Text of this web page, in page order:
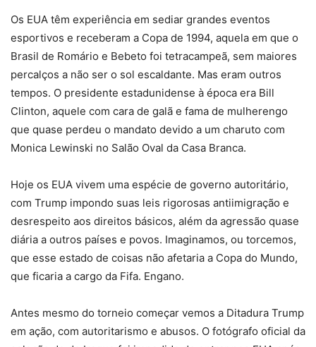
Os EUA têm experiência em sediar grandes eventos
esportivos e receberam a Copa de 1994, aquela em que o
Brasil de Romário e Bebeto foi tetracampeã, sem maiores
percalços a não ser o sol escaldante. Mas eram outros
tempos. O presidente estadunidense à época era Bill
Clinton, aquele com cara de galã e fama de mulherengo
que quase perdeu o mandato devido a um charuto com
Monica Lewinski no Salão Oval da Casa Branca.
Hoje os EUA vivem uma espécie de governo autoritário,
com Trump impondo suas leis rigorosas antiimigração e
desrespeito aos direitos básicos, além da agressão quase
diária a outros países e povos. Imaginamos, ou torcemos,
que esse estado de coisas não afetaria a Copa do Mundo,
que ficaria a cargo da Fifa. Engano.
Antes mesmo do torneio começar vemos a Ditadura Trump
em ação, com autoritarismo e abusos. O fotógrafo oficial da